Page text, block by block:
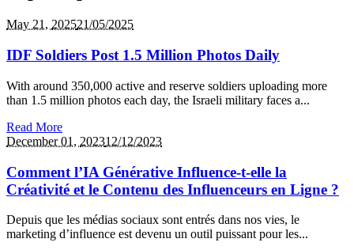
May 21, 202521/05/2025
IDF Soldiers Post 1.5 Million Photos Daily
With around 350,000 active and reserve soldiers uploading more
than 1.5 million photos each day, the Israeli military faces a...
Read More
December 01, 202312/12/2023
Comment l’IA Générative Influence-t-elle la
Créativité et le Contenu des Influenceurs en Ligne ?
Depuis que les médias sociaux sont entrés dans nos vies, le
marketing d’influence est devenu un outil puissant pour les...